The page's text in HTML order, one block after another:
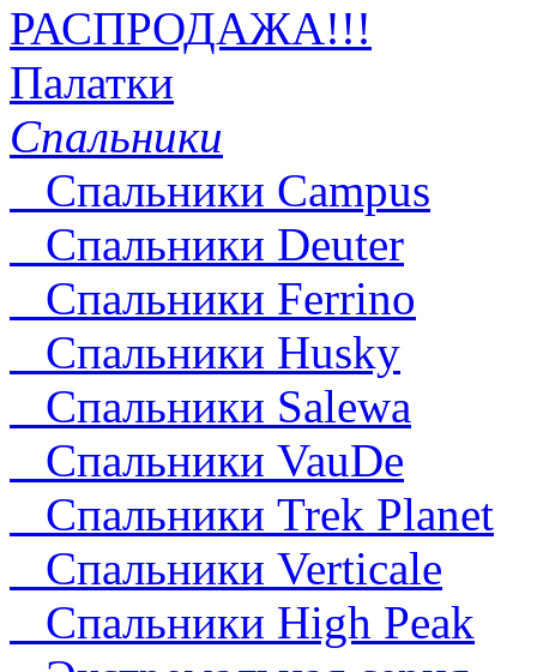
РАСПРОДАЖА!!!
Палатки
Спальники
Спальники Campus
Спальники Deuter
Cпальники Ferrino
Спальники Husky
Спальники Salewa
Спальники VauDe
Спальники Trek Planet
Спальники Verticale
Спальники High Peak